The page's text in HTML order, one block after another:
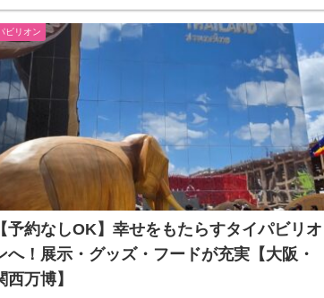
ビリオン
【予約なしOK】幸せをもたらすタイパビリオ
へ！展示・グッズ・フードが充実【大阪・
西万博】